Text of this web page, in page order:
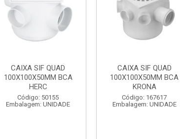
CAIXA SIF QUAD
100X100X50MM BCA
HERC
Código: 50155
Embalagem: UNIDADE
CAIXA SIF QUAD
100X100X50MM BCA
KRONA
Código: 167617
Embalagem: UNIDADE